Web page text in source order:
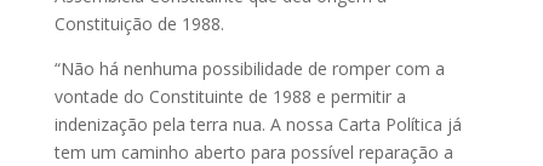
Constituição de 1988.
“Não há nenhuma possibilidade de romper com a
vontade do Constituinte de 1988 e permitir a
indenização pela terra nua. A nossa Carta Política já
tem um caminho aberto para possível reparação a